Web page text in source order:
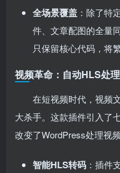
全场景覆盖 ：除了特
件、文章配图的全量
只保留核心代码，将
视频革命：自动HLS处
在短视频时代，视频
大杀手。这款插件引入了
改变了WordPress处理视频
智能HLS转码 ：插件